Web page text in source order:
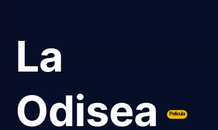
La
Odisea
Pelicula